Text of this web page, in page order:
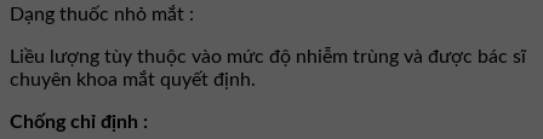
Dạng thuốc nhỏ mắt :
Liều lượng tùy thuộc vào mức độ nhiễm trùng và được bác sĩ
chuyên khoa mắt quyết định.
Chống chỉ định :